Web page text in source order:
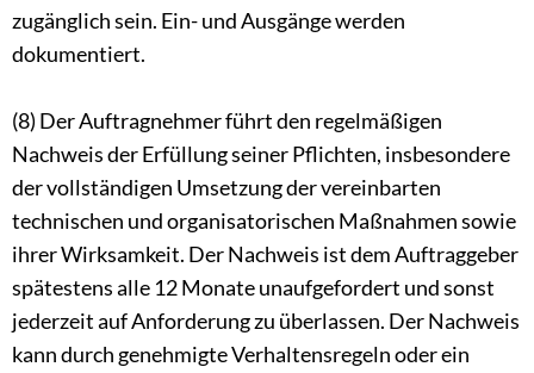
zugänglich sein. Ein- und Ausgänge werden
dokumentiert.
(8) Der Auftragnehmer führt den regelmäßigen
Nachweis der Erfüllung seiner Pflichten, insbesondere
der vollständigen Umsetzung der vereinbarten
technischen und organisatorischen Maßnahmen sowie
ihrer Wirksamkeit. Der Nachweis ist dem Auftraggeber
spätestens alle 12 Monate unaufgefordert und sonst
jederzeit auf Anforderung zu überlassen. Der Nachweis
kann durch genehmigte Verhaltensregeln oder ein